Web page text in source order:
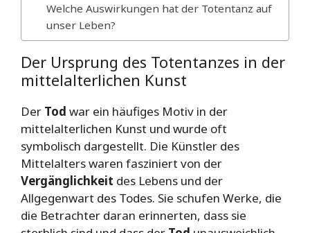
Welche Auswirkungen hat der Totentanz auf
unser Leben?
Der Ursprung des Totentanzes in der
mittelalterlichen Kunst
Der Tod war ein häufiges Motiv in der
mittelalterlichen Kunst und wurde oft
symbolisch dargestellt. Die Künstler des
Mittelalters waren fasziniert von der
Vergänglichkeit des Lebens und der
Allgegenwart des Todes. Sie schufen Werke, die
die Betrachter daran erinnerten, dass sie